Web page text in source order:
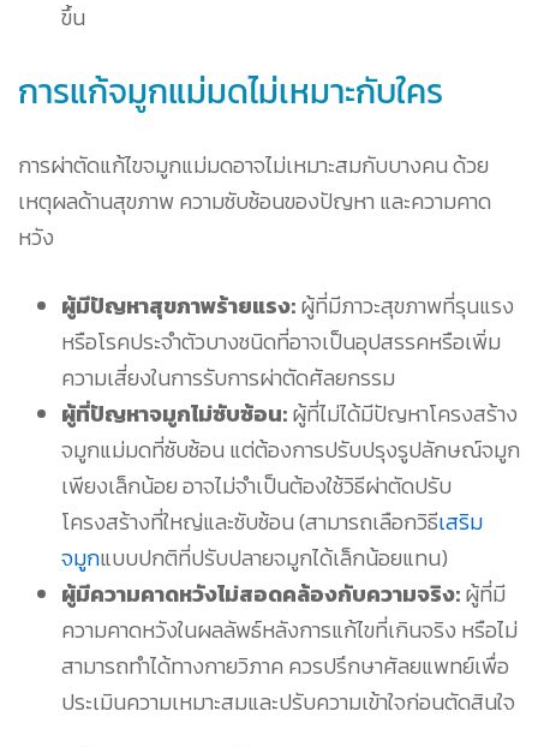
ขึ้น
การแก้จมูกแม่มดไม่เหมาะกับใคร
การผ่าตัดแก้ไขจมูกแม่มดอาจไม่เหมาะสมกับบางคน ด้วย
เหตุผลด้านสุขภาพ ความซับซ้อนของปัญหา และความคาด
หวัง
ผู้มีปัญหาสุขภาพร้ายแรง:ผู้ที่มีภาวะสุขภาพที่รุนแรง
หรือโรคประจำตัวบางชนิดที่อาจเป็นอุปสรรคหรือเพิ่ม
ความเสี่ยงในการรับการผ่าตัดศัลยกรรม
ผู้ที่ปัญหาจมูกไม่ซับซ้อน:ผู้ที่ไม่ได้มีปัญหาโครงสร้าง
จมูกแม่มดที่ซับซ้อน แต่ต้องการปรับปรุงรูปลักษณ์จมูก
เพียงเล็กน้อย อาจไม่จำเป็นต้องใช้วิธีผ่าตัดปรับ
โครงสร้างที่ใหญ่และซับซ้อน (สามารถเลือกวิธีเสริม
จมูกแบบปกติที่ปรับปลายจมูกได้เล็กน้อยแทน)
ผู้มีความคาดหวังไม่สอดคล้องกับความจริง:ผู้ที่มี
ความคาดหวังในผลลัพธ์หลังการแก้ไขที่เกินจริง หรือไม่
สามารถทำได้ทางกายวิภาค ควรปรึกษาศัลยแพทย์เพื่อ
ประเมินความเหมาะสมและปรับความเข้าใจก่อนตัดสินใจ